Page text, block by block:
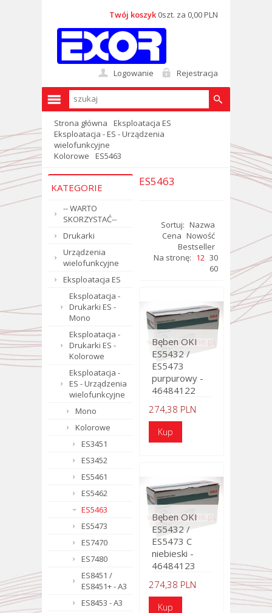
Logowanie Rejestracja
Twój koszyk 0szt. za 0,00 PLN
Strona główna
Eksploatacja ES
Eksploatacja - ES - Urządzenia
wielofunkcyjne
Kolorowe
ES5463
KATEGORIE
-- WARTO
SKORZYSTAĆ--
Drukarki
Urządzenia
wielofunkcyjne
Eksploatacja ES
Eksploatacja -
Drukarki ES -
Mono
Eksploatacja -
Drukarki ES -
Kolorowe
Eksploatacja -
ES - Urządzenia
wielofunkcyjne
Mono
Kolorowe
ES3451
ES3452
ES5461
ES5462
ES5463
ES5473
ES7470
ES7480
ES8451 /
ES8451+ - A3
ES8453 - A3
ES5463
Sortuj: Nazwa
Cena Nowość
Bestseller
Na stronę: 12 30
60
Bęben OKI
ES5432 /
ES5473
purpurowy -
46484122
274,38 PLN
Bęben OKI
ES5432 /
ES5473 C
niebieski -
46484123
274,38 PLN